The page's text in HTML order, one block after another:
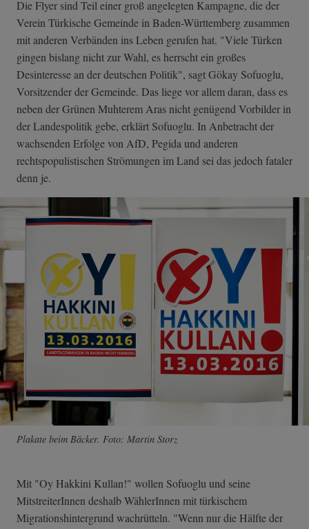
Die Flyer sind Teil einer groß angelegten Kampagne, die der
Verein Türkische Gemeinde in Baden-Württemberg zusammen
mit anderen Verbänden ins Leben gerufen hat. "Viele Türken
gingen bislang nicht zur Wahl, es herrscht ein großes
Desinteresse an der deutschen Politik", sagt Gökay Sofuoglu,
Vorsitzender der Gemeinde. Das liege vor allem daran, dass es
neben der Grünen Muhterem Aras nicht genügend Vorbilder in
der Landespolitik gebe, erklärt Sofuoglu. In Anbetracht der
wachsenden Erfolge von AfD, Pegida und anderen
rechtspopulistischen Strömungen im Land sei das jedoch fataler
denn je.
Plakate beim Bäcker. Foto: Martin Storz
Mit "Oy Hakkini Kullan!" wollen Sofuoglu und seine
MitstreiterInnen deshalb WählerInnen mit türkischem
Migrationshintergrund wachrütteln. "Wenn nur die Hälfte der